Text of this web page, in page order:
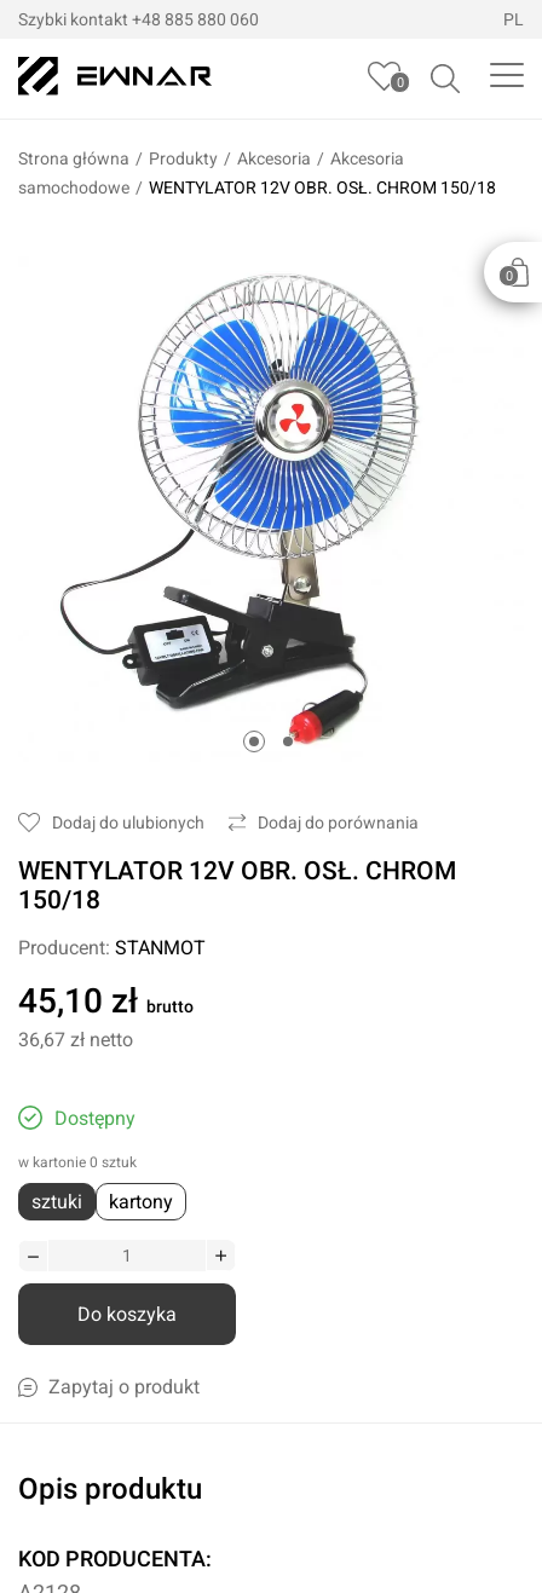
Szybki kontakt +48 885 880 060 PL
0
0
Strona główna / Produkty / Akcesoria / Akcesoria
samochodowe / WENTYLATOR 12V OBR. OSŁ. CHROM 150/18
Dodaj do ulubionych Dodaj do porównania
WENTYLATOR 12V OBR. OSŁ. CHROM
150/18
Producent: STANMOT
45,10 zł brutto
36,67 zł netto
Dostępny
w kartonie 0 sztuk
sztuki kartony
Do koszyka
Zapytaj o produkt
Opis produktu
KOD PRODUCENTA: